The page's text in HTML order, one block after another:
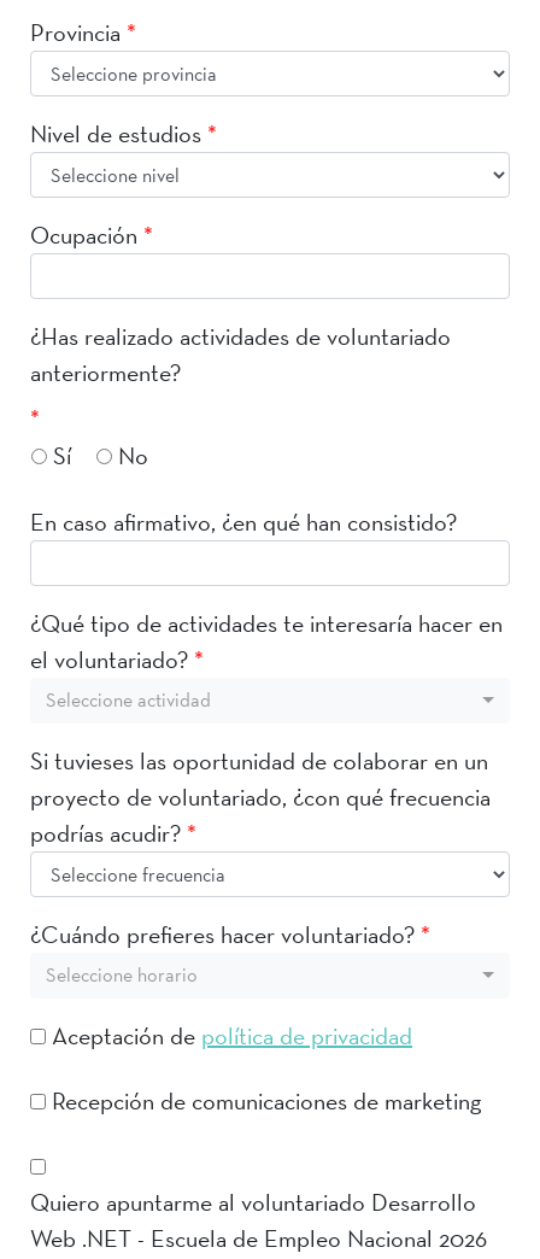
Provincia *
Nivel de estudios *
Ocupación *
¿Has realizado actividades de voluntariado
anteriormente?
*
Sí
No
En caso afirmativo, ¿en qué han consistido?
¿Qué tipo de actividades te interesaría hacer en
el voluntariado? *
Seleccione actividad
Si tuvieses las oportunidad de colaborar en un
proyecto de voluntariado, ¿con qué frecuencia
podrías acudir? *
¿Cuándo prefieres hacer voluntariado? *
Seleccione horario
Aceptación de política de privacidad
Recepción de comunicaciones de marketing
Quiero apuntarme al voluntariado Desarrollo
Web .NET - Escuela de Empleo Nacional 2026